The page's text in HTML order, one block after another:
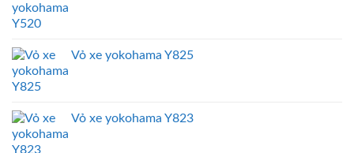
Vỏ xe yokohama Y825
Vỏ xe yokohama Y823